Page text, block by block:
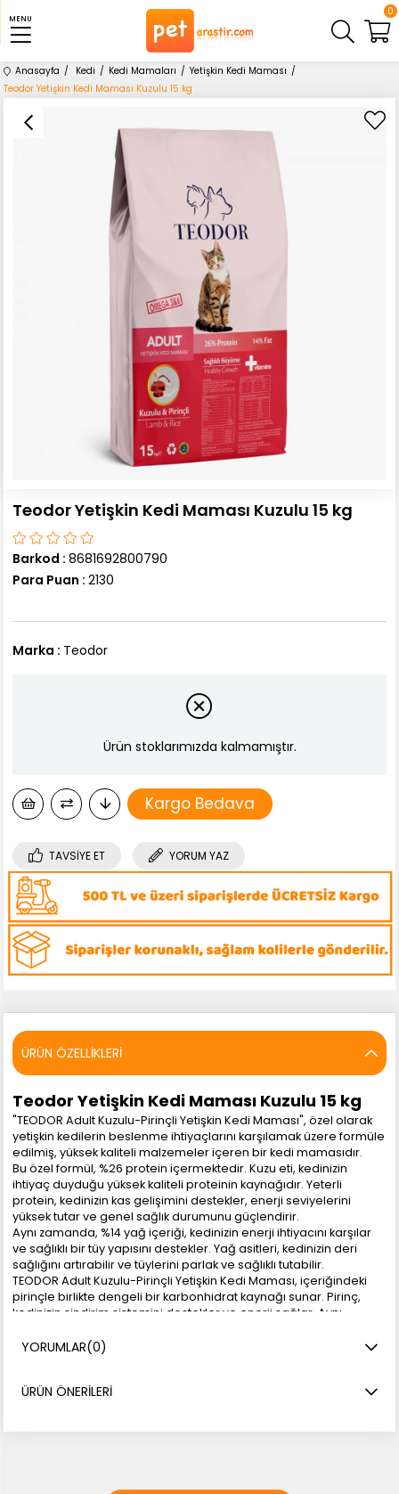
MENU
0
Anasayfa Kedi Kedi Mamaları
Yetişkin Kedi Maması
Teodor Yetişkin Kedi Maması Kuzulu 15 kg
Teodor Yetişkin Kedi Maması Kuzulu 15 kg
Barkod : 8681692800790
Para Puan : 2130
Marka : Teodor
Ürün stoklarımızda kalmamıştır.
Kargo Bedava
TAVSIYE ET YORUM YAZ
ÜRÜN ÖZELLIKLERI
Teodor Yetişkin Kedi Maması Kuzulu 15 kg
"TEODOR Adult Kuzulu-Pirinçli Yetişkin Kedi Maması", özel olarak
yetişkin kedilerin beslenme ihtiyaçlarını karşılamak üzere formüle
edilmiş, yüksek kaliteli malzemeler içeren bir kedi mamasıdır.
Bu özel formül, %26 protein içermektedir. Kuzu eti, kedinizin
ihtiyaç duyduğu yüksek kaliteli proteinin kaynağıdır. Yeterli
protein, kedinizin kas gelişimini destekler, enerji seviyelerini
yüksek tutar ve genel sağlık durumunu güçlendirir.
Aynı zamanda, %14 yağ içeriği, kedinizin enerji ihtiyacını karşılar
ve sağlıklı bir tüy yapısını destekler. Yağ asitleri, kedinizin deri
sağlığını artırabilir ve tüylerini parlak ve sağlıklı tutabilir.
TEODOR Adult Kuzulu-Pirinçli Yetişkin Kedi Maması, içeriğindeki
pirinçle birlikte dengeli bir karbonhidrat kaynağı sunar. Pirinç,
kedinizin sindirim sistemini destekler ve enerji sağlar. Aynı
sağlığını desteklemeye yöneliktir.
Ancak, her kedinin bireysel ihtiyaçları farklıdır, bu nedenle
YORUMLAR(0)
ÜRÜN ÖNERILERI